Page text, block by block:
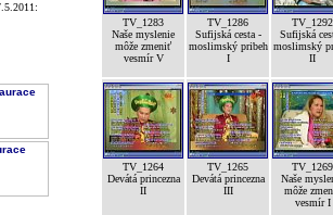
TV_1283
Naše myslenie
môže zmeniť
vesmír V
TV_1286
Sufijská cesta -
moslimský pribeh
I
TV_1292
Sufijská
moslimský
II
TV_1264
Devátá princezna
II
TV_1265
Devátá princezna
III
TV_1269
Naše
môže
vesmír I